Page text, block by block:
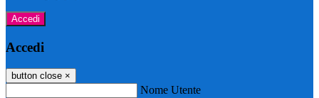
Accedi
Accedi
button close ×
Nome Utente